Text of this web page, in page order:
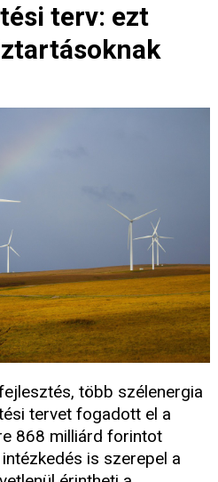
terv: ezt
több szélenergia
tervet fogadott el a
868 milliárd forintot
is szerepel a